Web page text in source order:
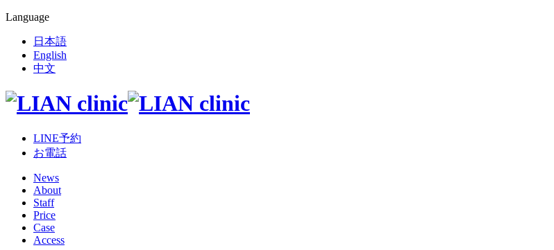
Language
日本語
English
中文
LINE予約
お電話
News
About
Staff
Price
Case
Access